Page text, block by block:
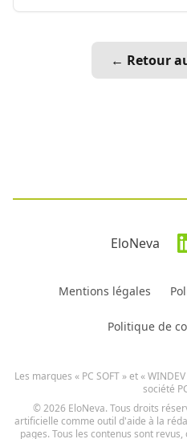
← Retour
EloNeva
Mentions légales
Politique de
Les marques « PC SOFT » et «
société
© 2026 EloNeva. Tous droits
artificielle comme outil d'aide à la
pages. Tous les contenus sont